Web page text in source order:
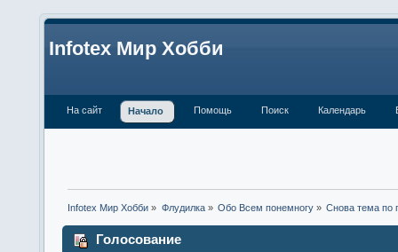
Infotex Мир Хобби
На сайт Начало Помощь Поиск Календарь
Infotex Мир Хобби » Флудилка» Обо Всем понемногу» Снова тема по
Голосование